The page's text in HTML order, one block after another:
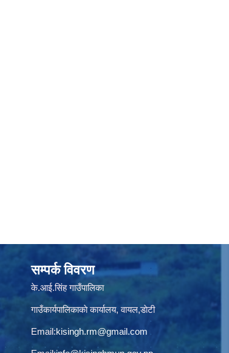
सम्पर्क विवरण
के.आई.सिंह गाउँपालिका
गाउँकार्यपालिकाकाे कार्यालय, वायल,डाेटी
Email:kisingh.rm@gmail.com